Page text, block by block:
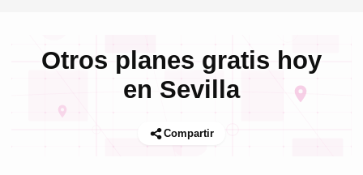
Otros planes gratis hoy
en Sevilla
Compartir